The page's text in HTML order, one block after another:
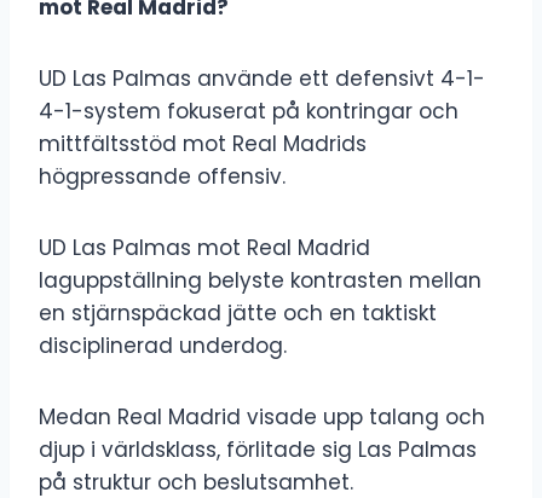
mot Real Madrid?
UD Las Palmas använde ett defensivt 4-1-
4-1-system fokuserat på kontringar och
mittfältsstöd mot Real Madrids
högpressande offensiv.
UD Las Palmas mot Real Madrid
laguppställning belyste kontrasten mellan
en stjärnspäckad jätte och en taktiskt
disciplinerad underdog.
Medan Real Madrid visade upp talang och
djup i världsklass, förlitade sig Las Palmas
på struktur och beslutsamhet.